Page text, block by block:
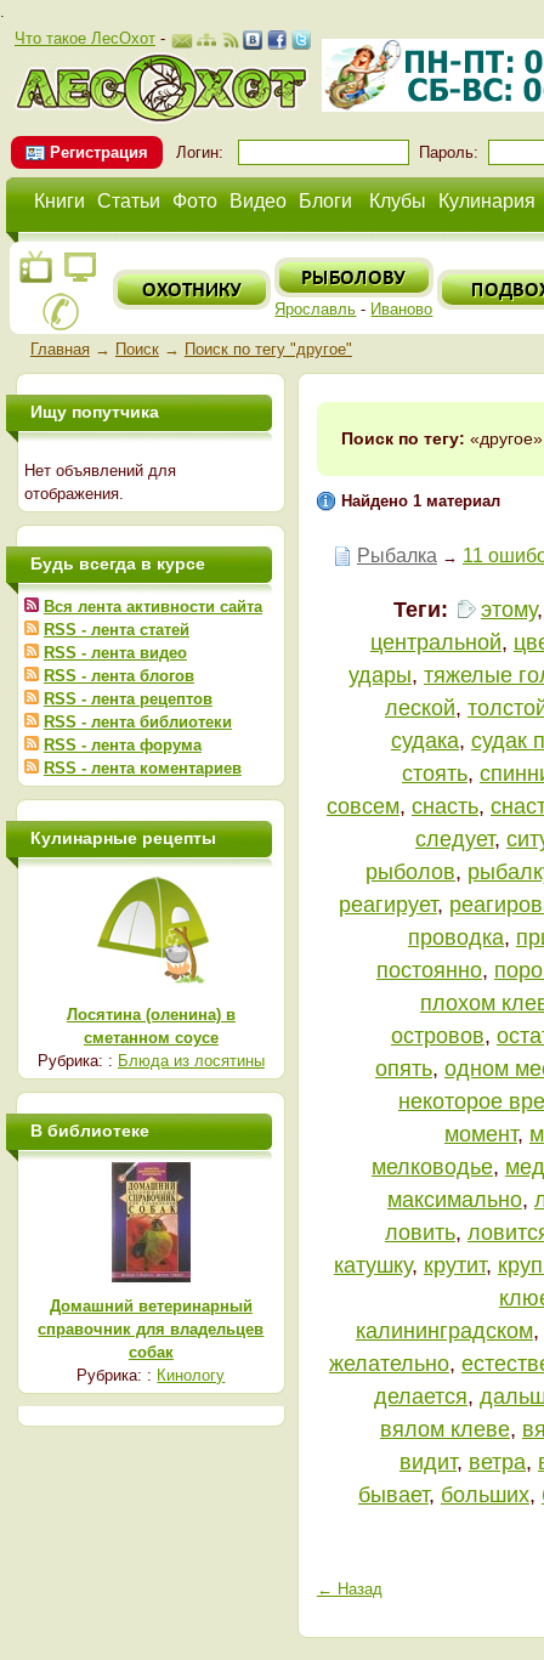
.
Что такое ЛесОхот-
Регистрация Логин: Пароль:
Книги Статьи Фото Видео Блоги Клубы Кулинария
Ярославль - Иваново
Главная→ Поиск→ Поиск по тегу "другое"
Поиск по тегу:
Найдено 1 материал
Рыбалка→ 11
Теги: этому
центральной,
удары, тяжелые
леской,
судака, судак
стоять,
совсем, снасть,
следует,
рыболов,
реагирует,
проводка,
постоянно,
плохом
островов,
опять, одном
некоторое
момент,
мелководье,
максимально,
ловить,
катушку, крутит,
калининградском,
желательно,
делается,
вялом клеве,
видит, ветра,
бывает, больших,
← Назад
Ищу попутчика
Нет объявлений для
отображения.
Будь всегда в курсе
Вся лента активности сайта
RSS - лента статей
RSS - лента видео
RSS - лента блогов
RSS - лента рецептов
RSS - лента библиотеки
RSS - лента форума
RSS - лента коментариев
Кулинарные рецепты
Лосятина (оленина) в
сметанном соусе
Рубрика: : Блюда из лосятины
В библиотеке
Домашний ветеринарный
справочник для владельцев
собак
Рубрика: : Кинологу